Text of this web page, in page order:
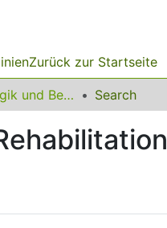
Zurück zur Startseite
Berufspädagogik und Berufliche Rehabilitation Search